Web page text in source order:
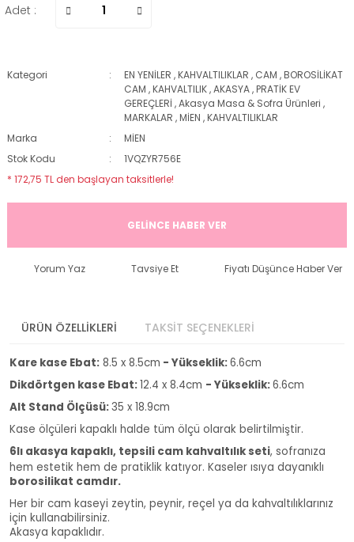
Adet :
Kategori EN YENİLER ,KAHVALTILIKLAR , CAM ,BOROSİLİKAT
CAM ,KAHVALTILIK,AKASYA,PRATİK EV
GEREÇLERİ ,Akasya Masa & Sofra Ürünleri ,
MARKALAR ,MİEN ,KAHVALTILIKLAR
Marka
MİEN
Stok Kodu
1VQZYR756E
* 172,75 TL den başlayan taksitlerle!
GELİNCE HABER VER
Yorum Yaz Tavsiye Et Fiyatı Düşünce Haber Ver
ÜRÜN ÖZELLİKLERİ TAKSİT SEÇENEKLERİ
Kare kase Ebat: 8.5 x 8.5cm - Yükseklik:6.6cm
Dikdörtgen kase Ebat:12.4 x 8.4cm - Yükseklik:6.6cm
Alt Stand Ölçüsü:35 x 18.9cm
Kase ölçüleri kapaklı halde tüm ölçü olarak belirtilmiştir.
6lı akasya kapaklı, tepsili cam kahvaltılık seti, sofranıza
hem estetik hem de pratiklik katıyor. Kaseler ısıya dayanıklı
borosilikat camdır.
Her bir cam kaseyi zeytin, peynir, reçel ya da kahvaltılıklarınız
için kullanabilirsiniz.
Akasya kapaklıdır.